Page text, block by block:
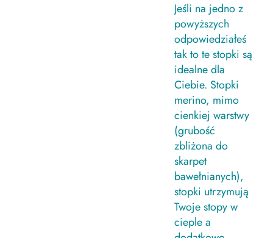
Jeśli na jedno z
powyższych
odpowiedziałeś
tak to te stopki są
idealne dla
Ciebie. Stopki
merino, mimo
cienkiej warstwy
(grubość
zbliżona do
skarpet
bawełnianych),
stopki utrzymują
Twoje stopy w
cieple a